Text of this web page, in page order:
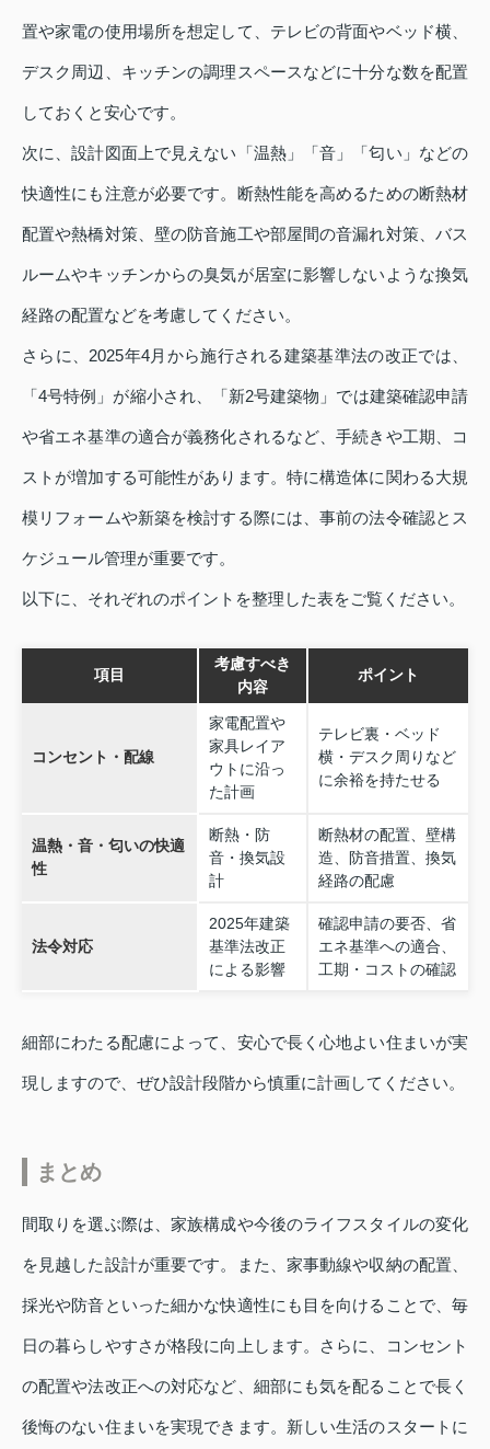
置や家電の使用場所を想定して、テレビの背面やベッド横、
デスク周辺、キッチンの調理スペースなどに十分な数を配置
しておくと安心です。
次に、設計図面上で見えない「温熱」「音」「匂い」などの
快適性にも注意が必要です。断熱性能を高めるための断熱材
配置や熱橋対策、壁の防音施工や部屋間の音漏れ対策、バス
ルームやキッチンからの臭気が居室に影響しないような換気
経路の配置などを考慮してください。
さらに、2025年4月から施行される建築基準法の改正では、
「4号特例」が縮小され、「新2号建築物」では建築確認申請
や省エネ基準の適合が義務化されるなど、手続きや工期、コ
ストが増加する可能性があります。特に構造体に関わる大規
模リフォームや新築を検討する際には、事前の法令確認とス
ケジュール管理が重要です。
以下に、それぞれのポイントを整理した表をご覧ください。
項目
考慮すべき
内容
ポイント
コンセント・配線
家電配置や
家具レイア
ウトに沿っ
た計画
テレビ裏・ベッド
横・デスク周りなど
に余裕を持たせる
温熱・音・匂いの快適
性
断熱・防
音・換気設
計
断熱材の配置、壁構
造、防音措置、換気
経路の配慮
法令対応
2025年建築
基準法改正
による影響
確認申請の要否、省
エネ基準への適合、
工期・コストの確認
細部にわたる配慮によって、安心で長く心地よい住まいが実
現しますので、ぜひ設計段階から慎重に計画してください。
まとめ
間取りを選ぶ際は、家族構成や今後のライフスタイルの変化
を見越した設計が重要です。また、家事動線や収納の配置、
採光や防音といった細かな快適性にも目を向けることで、毎
日の暮らしやすさが格段に向上します。さらに、コンセント
の配置や法改正への対応など、細部にも気を配ることで長く
後悔のない住まいを実現できます。新しい生活のスタートに